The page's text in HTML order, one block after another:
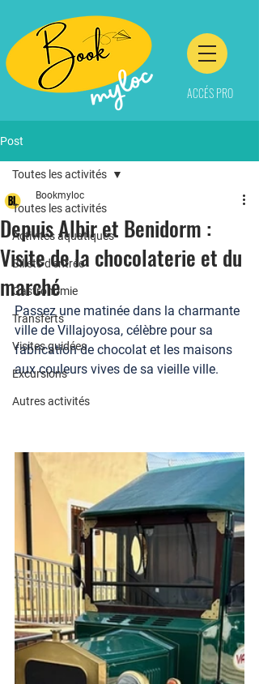
ACCÉS PRO
Post
Toutes les activités
Activités aquatiques
Billets d'entrée
Gastronomie
Transferts
Visites guidées
Excursions
Autres activités
Toutes les activités
Depuis Albir et Benidorm :
Visite de la chocolaterie et du
marché
Bookmyloc
Passez une matinée dans la charmante
ville de Villajoyosa, célèbre pour sa
fabrication de chocolat et les maisons
aux couleurs vives de sa vieille ville.